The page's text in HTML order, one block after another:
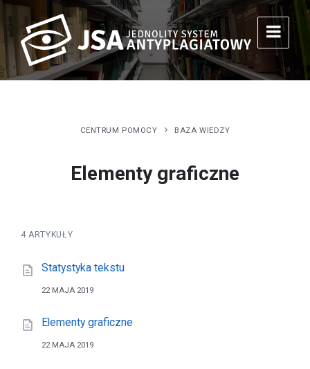
CENTRUM POMOCY BAZA WIEDZY
Elementy graficzne
4 ARTYKUŁY
Statystyka tekstu
22 MAJA 2019
Elementy graficzne
22 MAJA 2019